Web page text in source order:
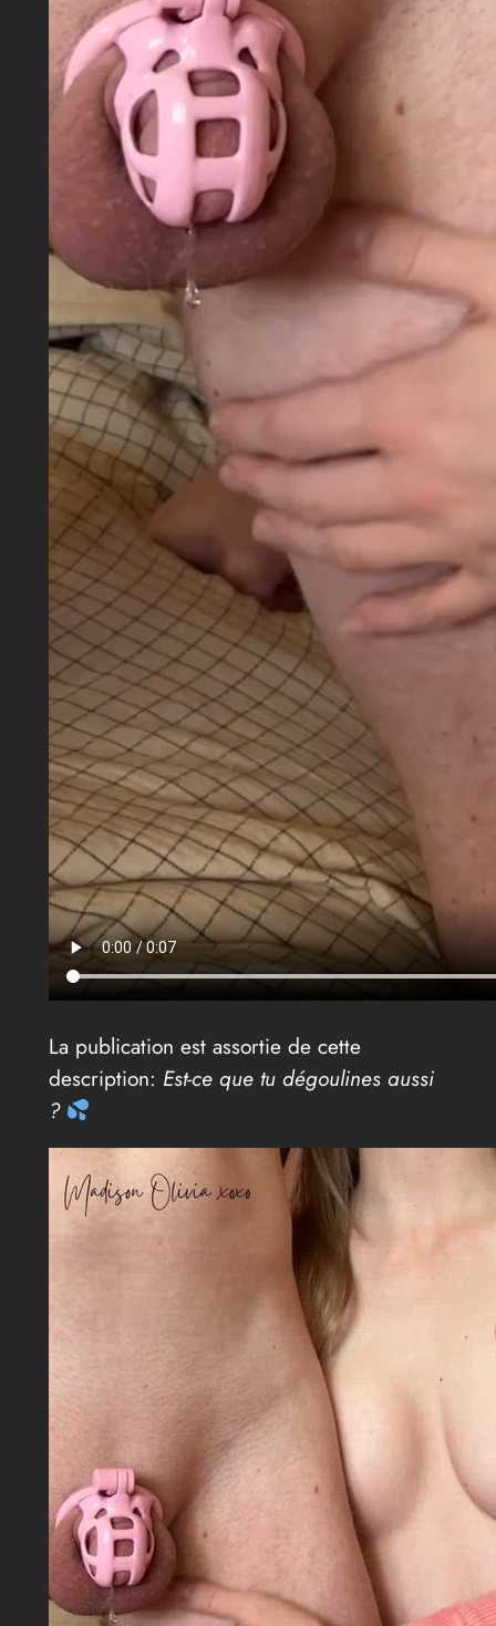
La publication est assortie de cette
description: Est-ce que tu dégoulines aussi
?